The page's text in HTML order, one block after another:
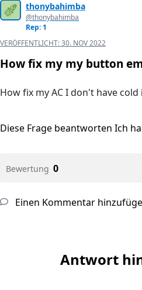
thonybahimba
@thonybahimba
Rep: 1
VERÖFFENTLICHT:30. NOV 2022
How fix my my button
How fix my AC I don't have cold
Diese Frage beantworten Ich
Bewertung 0
Einen Kommentar
Antwort